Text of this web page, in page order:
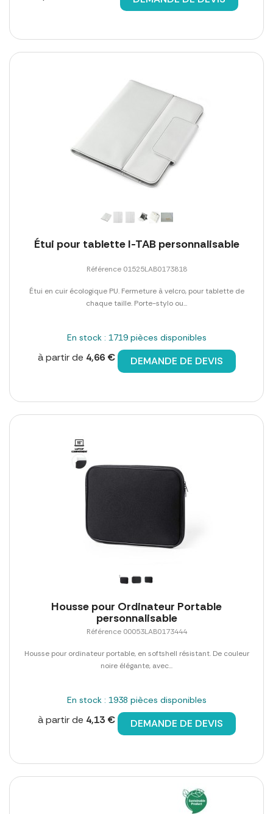
Étui pour tablette I-TAB personnalisable
Référence 01525LAB0173818
Étui en cuir écologique PU. Fermeture à velcro, pour tablette de
chaque taille. Porte-stylo ou...
En stock : 1719 pièces disponibles
à partir de 4,66 € DEMANDE DE DEVIS
Housse pour Ordinateur Portable
personnalisable
Référence 00053LAB0173444
Housse pour ordinateur portable, en softshell résistant. De couleur
noire élégante, avec...
En stock : 1938 pièces disponibles
à partir de 4,13 € DEMANDE DE DEVIS